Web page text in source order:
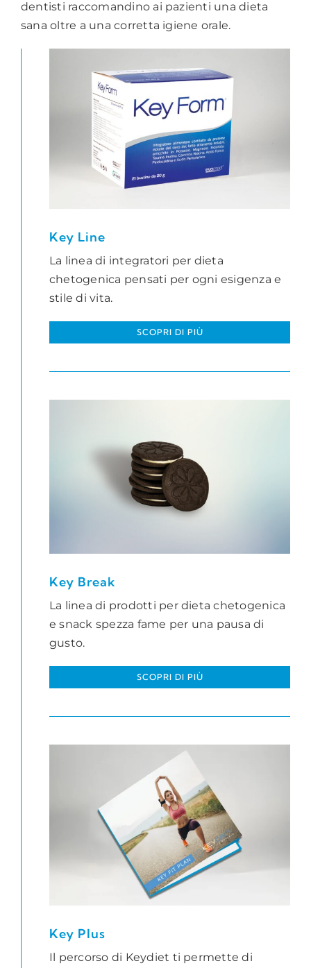
dentisti raccomandino ai pazienti una dieta
sana oltre a una corretta igiene orale.
Key Line
La linea di integratori per dieta
chetogenica pensati per ogni esigenza e
stile di vita.
SCOPRI DI PIÙ
Key Break
La linea di prodotti per dieta chetogenica
e snack spezza fame per una pausa di
gusto.
SCOPRI DI PIÙ
Key Plus
Il percorso di Keydiet ti permette di